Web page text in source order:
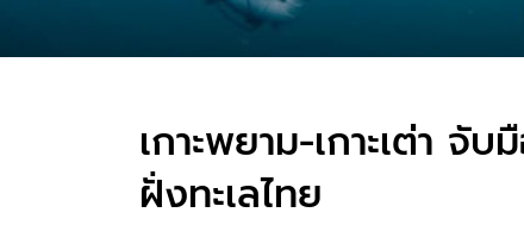
เกาะพยาม-เกาะเต่า
ฝั่งทะเลไทย